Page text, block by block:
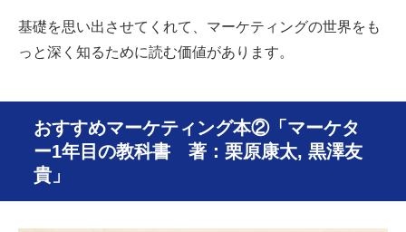
基礎を思い出させてくれて、マーケティングの世界をも
っと深く知るために読む価値があります。
おすすめマーケティング本②「マーケタ
ー1年目の教科書 著：栗原康太, 黒澤友
貴」